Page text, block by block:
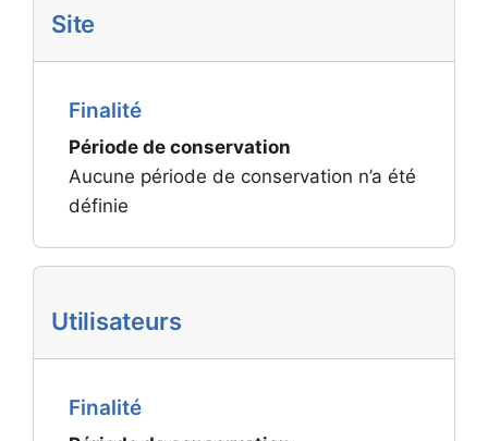
Site
Finalité
Période de conservation
Aucune période de conservation n’a été
définie
Utilisateurs
Finalité